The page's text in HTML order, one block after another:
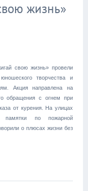
жизнь»
свою жизнь» провели
творчества и
Акция направлена на
обращения с огнем при
от курения. На улицах
памятки по пожарной
о плюсах жизни без